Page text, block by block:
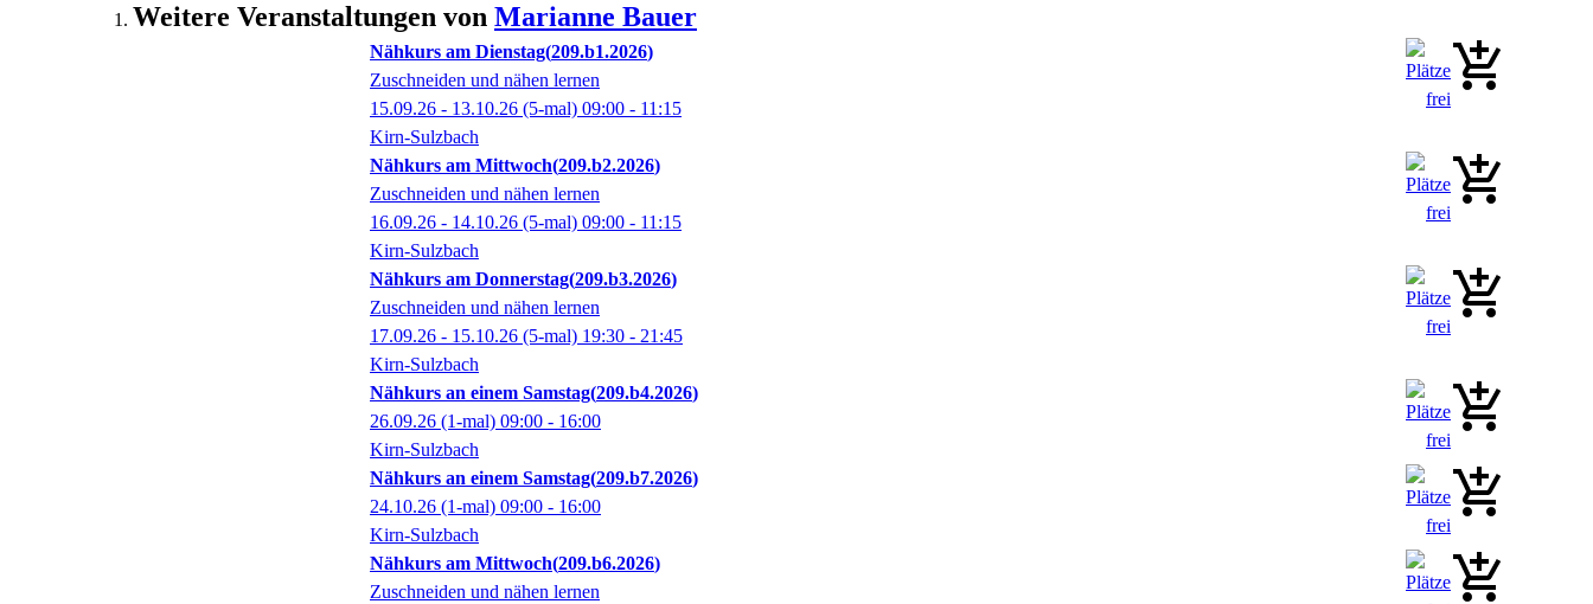
Weitere Veranstaltungen von Marianne Bauer
Nähkurs am Dienstag 209.b1.2026
Zuschneiden und nähen lernen
15.09.26 - 13.10.26 (5-mal) 09:00 - 11:15
Kirn-Sulzbach
Nähkurs am Mittwoch 209.b2.2026
Zuschneiden und nähen lernen
16.09.26 - 14.10.26 (5-mal) 09:00 - 11:15
Kirn-Sulzbach
Nähkurs am Donnerstag 209.b3.2026
Zuschneiden und nähen lernen
17.09.26 - 15.10.26 (5-mal) 19:30 - 21:45
Kirn-Sulzbach
Nähkurs an einem Samstag 209.b4.2026
26.09.26 (1-mal) 09:00 - 16:00
Kirn-Sulzbach
Nähkurs an einem Samstag 209.b7.2026
24.10.26 (1-mal) 09:00 - 16:00
Kirn-Sulzbach
Nähkurs am Mittwoch 209.b6.2026
Zuschneiden und nähen lernen